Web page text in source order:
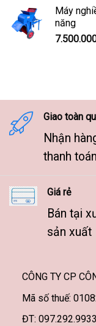
Máy
năng
Giao toàn
Nhận
thanh
Giá rẻ
Bán tại
sản xuất
CÔNG TY CP
Mã số thuế:
ĐT: 097.292.9933